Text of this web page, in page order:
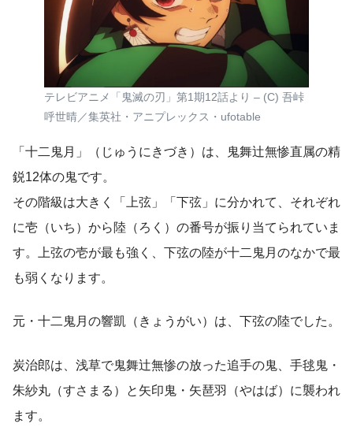
テレビアニメ「鬼滅の刃」第1期12話より – (C) 吾峠
呼世晴／集英社・アニプレックス・ufotable
「十二鬼月」（じゅうにきづき）は、鬼舞辻無惨直属の精
鋭12体の鬼です。
その階級は大きく「上弦」「下弦」に分かれて、それぞれ
に壱（いち）から陸（ろく）の番号が振り当てられていま
す。上弦の壱が最も強く、下弦の陸が十二鬼月のなかで最
も弱くなります。
元・十二鬼月の響凱（きょうがい）は、下弦の陸でした。
炭治郎は、浅草で鬼舞辻無惨の放った追手の鬼、手毬鬼・
朱紗丸（すさまる）と矢印鬼・矢琶羽（やはば）に襲われ
ます。